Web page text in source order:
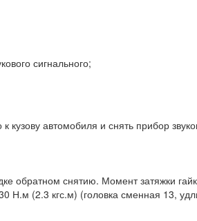
сигнального;
кузову автомобиля и снять прибор
обратном снятию. Момент затяжки
Н.м (2.3 кгс.м) (головка сменная 13,